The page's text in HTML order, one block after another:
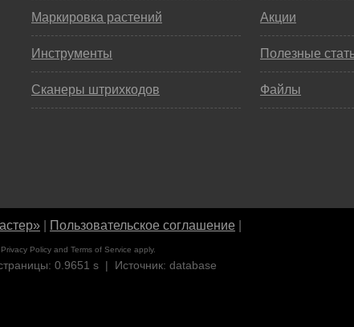
Маркировка растений
Инструменты
Сканеры штрихкодов
Акции
Полезные
Файлы
Пользовательское соглашение
Privacy Policy and Terms of Service apply.
0.9651 s | Источник: database